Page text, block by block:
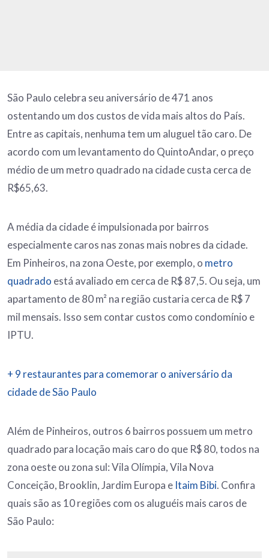
São Paulo celebra seu aniversário de 471 anos
ostentando um dos custos de vida mais altos do País.
Entre as capitais, nenhuma tem um aluguel tão caro. De
acordo com um levantamento do QuintoAndar, o preço
médio de um metro quadrado na cidade custa cerca de
R$65,63.
A média da cidade é impulsionada por bairros
especialmente caros nas zonas mais nobres da cidade.
Em Pinheiros, na zona Oeste, por exemplo, o metro
quadrado está avaliado em cerca de R$ 87,5. Ou seja, um
apartamento de 80 m² na região custaria cerca de R$ 7
mil mensais. Isso sem contar custos como condomínio e
IPTU.
+ 9 restaurantes para comemorar o aniversário da
cidade de São Paulo
Além de Pinheiros, outros 6 bairros possuem um metro
quadrado para locação mais caro do que R$ 80, todos na
zona oeste ou zona sul: Vila Olímpia, Vila Nova
Conceição, Brooklin, Jardim Europa e Itaim Bibi. Confira
quais são as 10 regiões com os aluguéis mais caros de
São Paulo: